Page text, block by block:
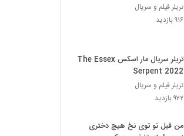
تریلر فیلم و سریال
۹۱۶ بازدید
تریلر سریال مار اسکس The Essex
Serpent 2022
تریلر فیلم و سریال
۹۷۲ بازدید
من قبل تو توی نخ هیچ دختری